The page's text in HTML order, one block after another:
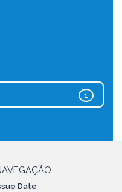
1
Date